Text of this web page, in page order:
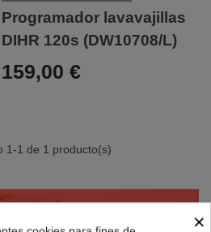
Programador lavavajillas
DIHR 120s (DW10708/L)
159,00 €
1-1 de 1 producto(s)
×